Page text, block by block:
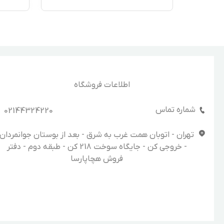
اطلاعات فروشگاه
شماره تماس 02144324220
تهران - اتوبان همت غرب به شرق - بعد از بوستان جوانمردان
- خروجی کن - جایگاه سوخت 218 کن - طبقه دوم - دفتر
فروش هچاپارسا